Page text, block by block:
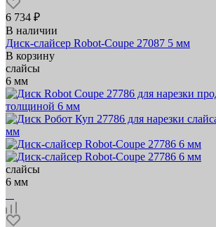
6 734 ₽
В наличии
Диск-слайсер Robot-Coupe 27087 5 мм
В корзину
слайсы
6 мм
слайсы
6 мм